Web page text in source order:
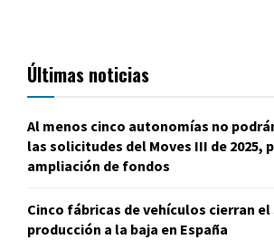
Últimas noticias
Al menos cinco autonomías no
las solicitudes del Moves III de 2025,
ampliación de fondos
Cinco fábricas de vehículos cierran
producción a la baja en España